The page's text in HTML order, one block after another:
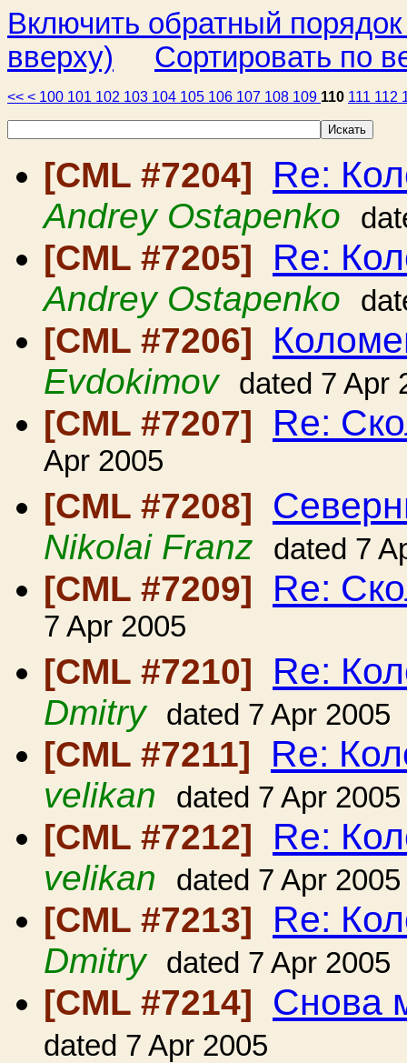
Включить обратный
вверху)
Сортировать по
<< < 100 101 102 103 104 105 106 107 108 109 110 111 112
[CML #7204] Re:
Andrey Ostapenko
[CML #7205] Re:
Andrey Ostapenko
[CML #7206]
Evdokimov dated 7 Apr
[CML #7207] Re:
Apr 2005
[CML #7208]
Nikolai Franz dated 7
[CML #7209] Re:
7 Apr 2005
[CML #7210]
Re:
Dmitry dated 7 Apr 2005
[CML #7211] Re:
velikan dated 7 Apr 2005
[CML #7212] Re:
velikan dated 7 Apr 2005
[CML #7213] Re:
Dmitry dated 7 Apr 2005
[CML #7214] Снова
dated 7 Apr 2005